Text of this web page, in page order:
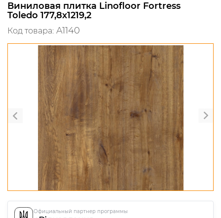
Виниловая плитка Linofloor Fortress
Toledo 177,8х1219,2
Код товара: A1140
Официальный партнер программы